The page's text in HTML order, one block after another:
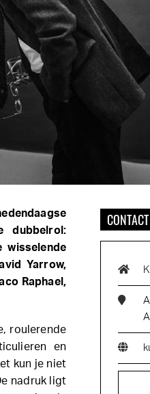
dubbelrol:
wisselende
Yarrow,
Raphael,
roulerende
en
kun je niet
nadruk ligt
CONTACT